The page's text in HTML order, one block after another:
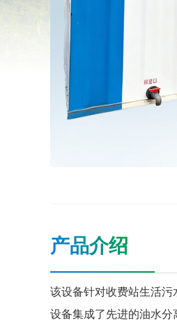
产品介绍
该设备针对收费站生活
设备集成了先进的油水